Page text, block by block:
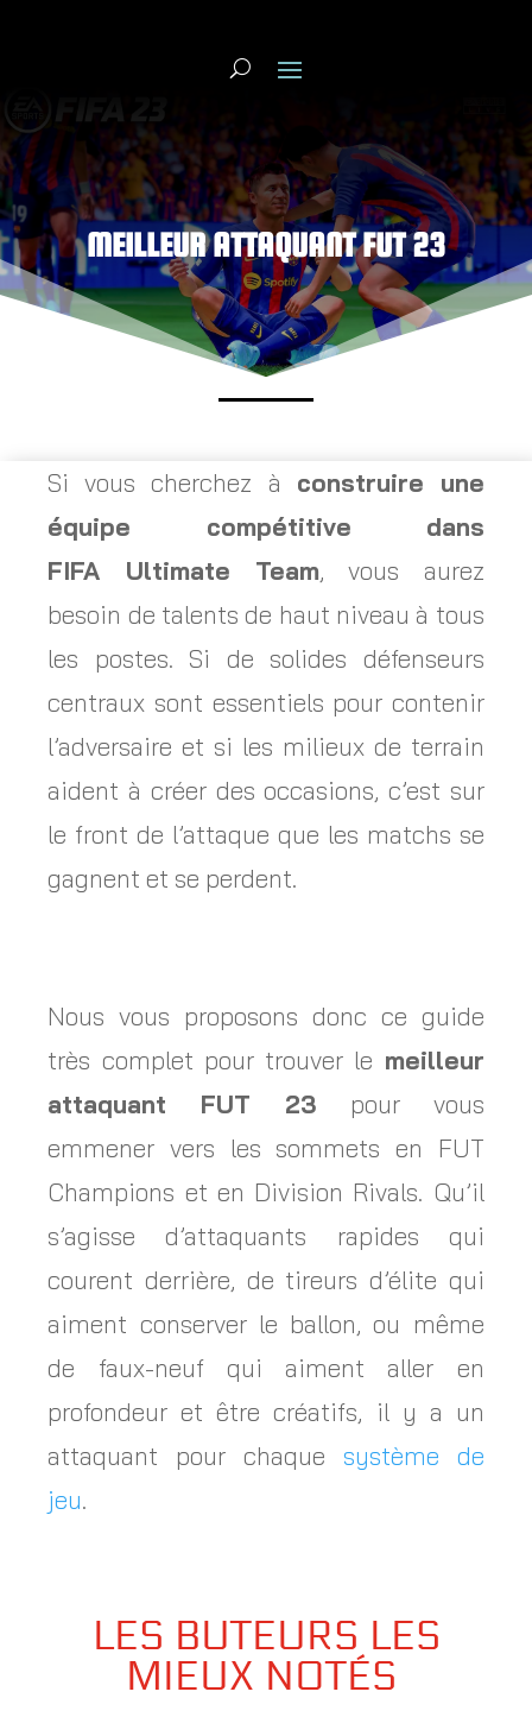
MEILLEUR ATTAQUANT FUT 23
Si vous cherchez à construire une
équipe compétitive dans
FIFA Ultimate Team, vous aurez
besoin de talents de haut niveau à tous
les postes. Si de solides défenseurs
centraux sont essentiels pour contenir
l’adversaire et si les milieux de terrain
aident à créer des occasions, c’est sur
le front de l’attaque que les matchs se
gagnent et se perdent.
Nous vous proposons donc ce guide
très complet pour trouver le meilleur
attaquant FUT 23 pour vous
emmener vers les sommets en FUT
Champions et en Division Rivals. Qu’il
s’agisse d’attaquants rapides qui
courent derrière, de tireurs d’élite qui
aiment conserver le ballon, ou même
de faux-neuf qui aiment aller en
profondeur et être créatifs, il y a un
attaquant pour chaque système de
jeu.
LES BUTEURS LES
MIEUX NOTÉS